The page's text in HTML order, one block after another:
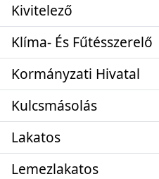
Kivitelező
Klíma- És Fűtésszerelő
Kormányzati Hivatal
Kulcsmásolás
Lakatos
Lemezlakatos